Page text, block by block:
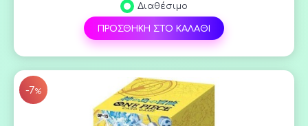
Διαθέσιμο
ΠΡΟΣΘΗΚΗ ΣΤΟ ΚΑΛΑΘΙ
-7%